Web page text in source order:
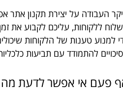
העבודה על יצירת תקנון אתר
ללקוחות, עליכם לקבוע את
למנוע טענות של הלקוחות
להתמודד עם תביעות
פעם אי אפשר לדעת מה